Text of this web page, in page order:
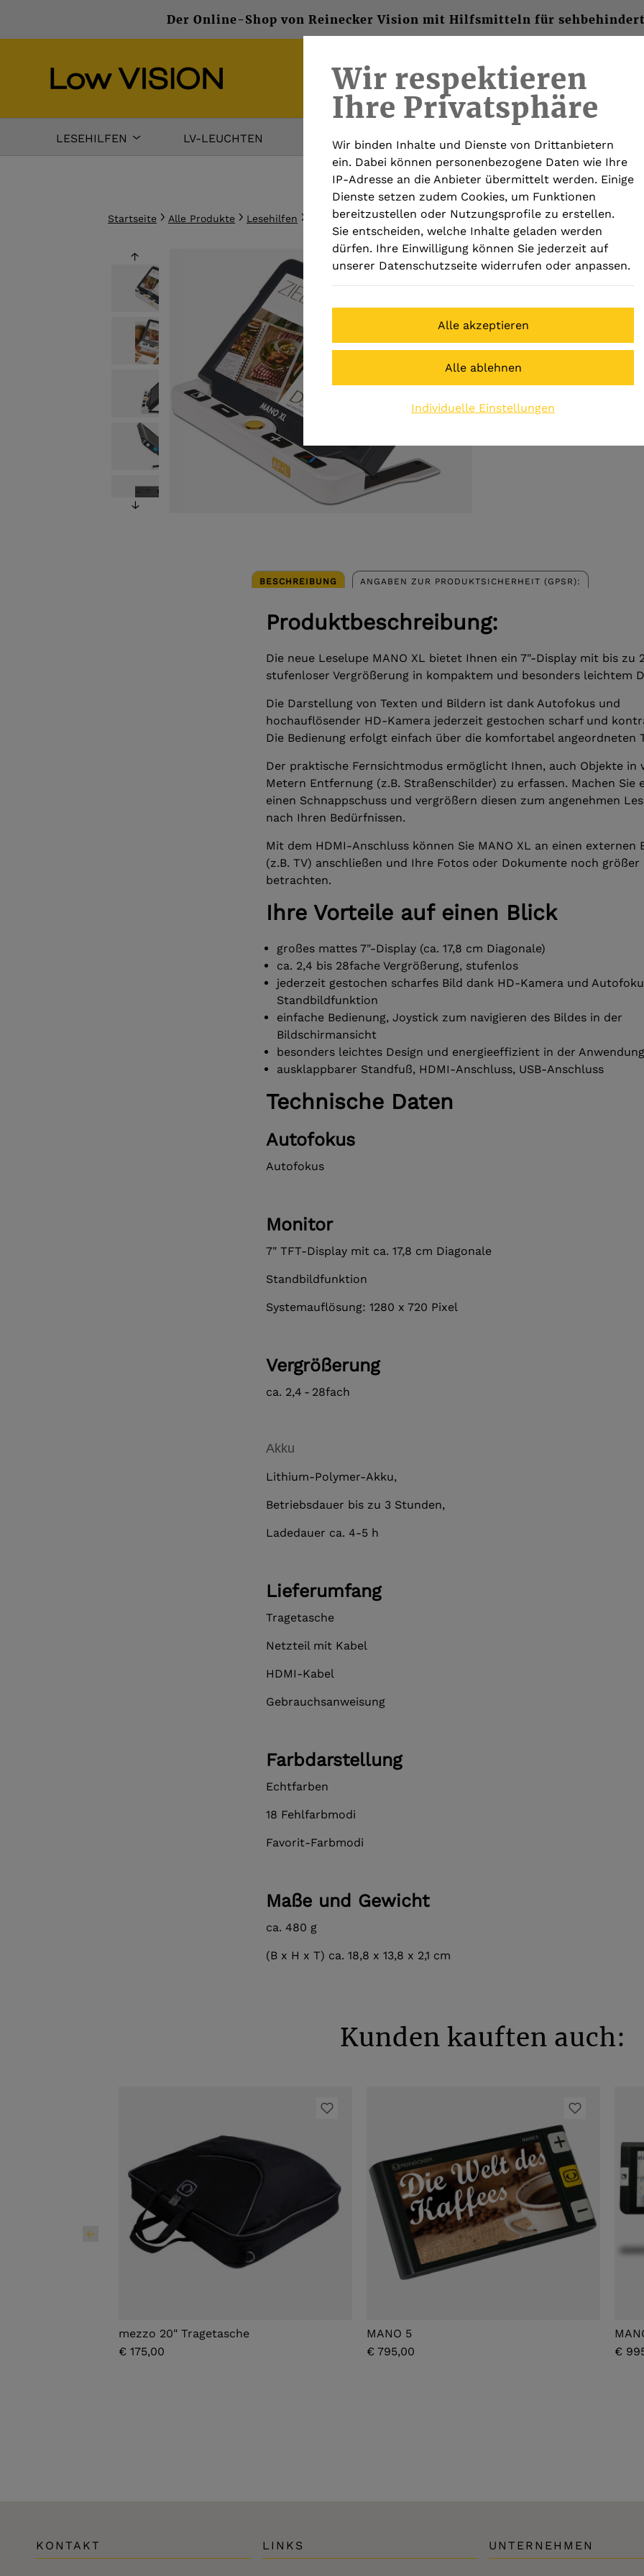
Der Online-Shop von Reinecker Vision mit Hilfsmitteln für
LESEHILFEN LV-LEUCHTEN DAISY-PLAYER ELEKTRONISCHE BRILLEN
Startseite Alle Produkte Lesehilfen elektronische Lesehilfen MANO XL
Reinecker Vision
MANO XL
€ 1.195,00
Preis inkl. MwSt.
zzgl. Versandkosten
BESCHREIBUNG ANGABEN ZUR PRODUKTSICHERHEIT (GPSR):
Produktbeschreibung:
Die neue Leselupe MANO XL bietet Ihnen ein 7"-Display mit bis zu
stufenloser Vergrößerung in kompaktem und besonders leichtem
Die Darstellung von Texten und Bildern ist dank Autofokus und
hochauflösender HD-Kamera jederzeit gestochen scharf und
Die Bedienung erfolgt einfach über die komfortabel angeordneten
Der praktische Fernsichtmodus ermöglicht Ihnen, auch Objekte in
Metern Entfernung (z.B. Straßenschilder) zu erfassen. Machen Sie
einen Schnappschuss und vergrößern diesen zum angenehmen
nach Ihren Bedürfnissen.
Mit dem HDMI-Anschluss können Sie MANO XL an einen externen
(z.B. TV) anschließen und Ihre Fotos oder Dokumente noch größer
betrachten.
Ihre Vorteile auf einen Blick
großes mattes 7"-Display (ca. 17,8 cm Diagonale)
ca. 2,4 bis 28fache Vergrößerung, stufenlos
jederzeit gestochen scharfes Bild dank HD-Kamera und
Standbildfunktion
einfache Bedienung, Joystick zum navigieren des Bildes in der
Bildschirmansicht
besonders leichtes Design und energieeffizient in der Anwendung
ausklappbarer Standfuß, HDMI-Anschluss, USB-Anschluss
Technische Daten
Autofokus
Autofokus
Monitor
7" TFT-Display mit ca. 17,8 cm Diagonale
Standbildfunktion
Systemauflösung: 1280 x 720 Pixel
Vergrößerung
ca. 2,4 - 28fach
Akku
Lithium-Polymer-Akku,
Betriebsdauer bis zu 3 Stunden,
Ladedauer ca. 4-5 h
Lieferumfang
Tragetasche
Netzteil mit Kabel
HDMI-Kabel
Gebrauchsanweisung
Farbdarstellung
Echtfarben
18 Fehlfarbmodi
Favorit-Farbmodi
Maße und Gewicht
ca. 480 g
(B x H x T) ca. 18,8 x 13,8 x 2,1 cm
Kunden kauften auch:
mezzo 20" Tragetasche
€ 175,00
MANO 5
€ 795,00
€
Wir respektieren
Ihre Privatsphäre
Wir binden Inhalte und Dienste von Drittanbietern
ein. Dabei können personenbezogene Daten wie Ihre
IP-Adresse an die Anbieter übermittelt werden. Einige
Dienste setzen zudem Cookies, um Funktionen
bereitzustellen oder Nutzungsprofile zu erstellen.
Sie entscheiden, welche Inhalte geladen werden
dürfen. Ihre Einwilligung können Sie jederzeit auf
unserer Datenschutzseite widerrufen oder anpassen.
Individuelle Einstellungen
KONTAKT LINKS UNTERNEHMEN